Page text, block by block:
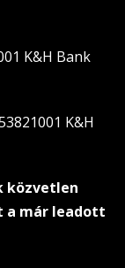
K&H Bank
K&H
közvetlen
a már leadott